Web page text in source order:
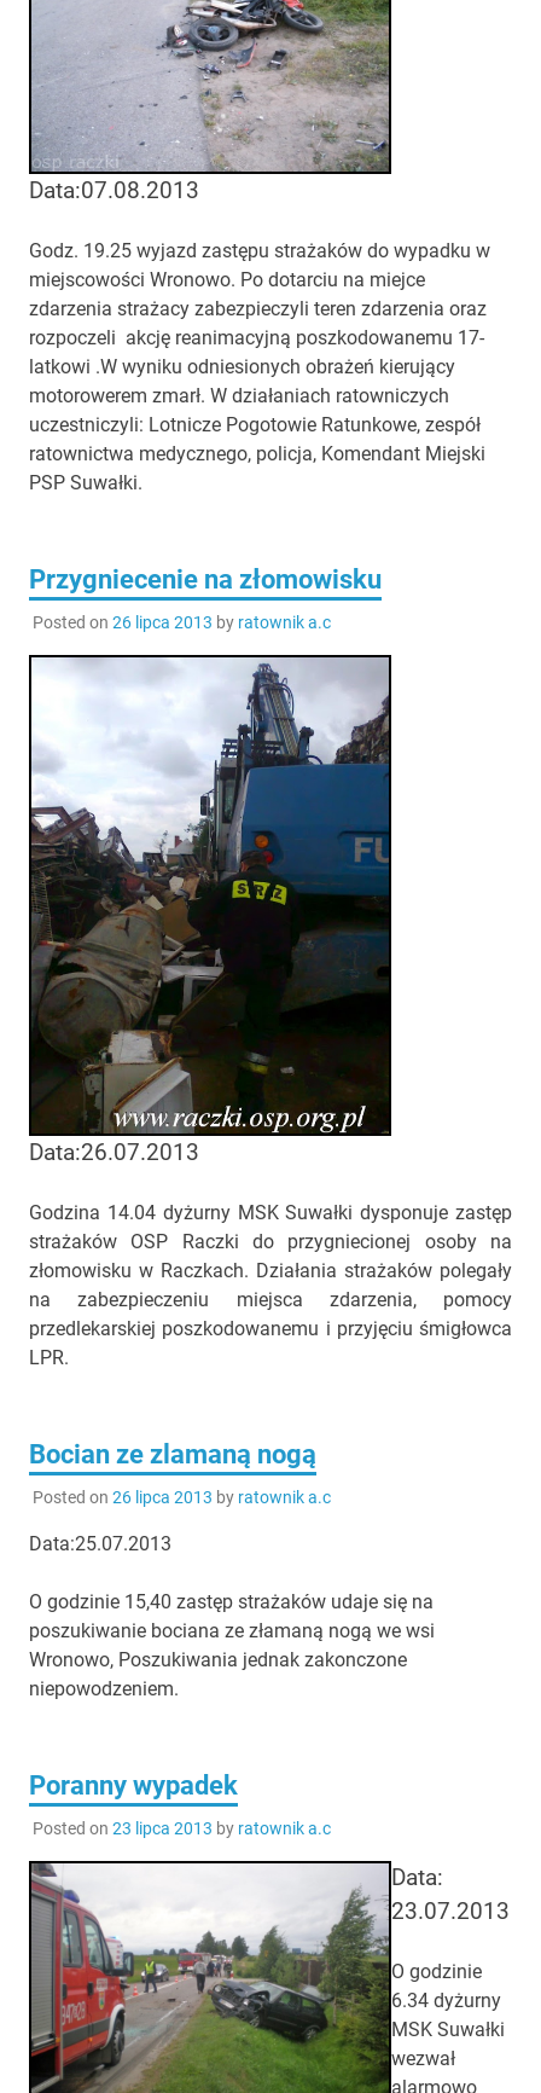
Data:07.08.2013
Godz. 19.25 wyjazd zastępu strażaków do wypadku w
miejscowości Wronowo. Po dotarciu na miejce
zdarzenia strażacy zabezpieczyli teren zdarzenia oraz
rozpoczeli akcję reanimacyjną poszkodowanemu 17-
latkowi .W wyniku odniesionych obrażeń kierujący
motorowerem zmarł. W działaniach ratowniczych
uczestniczyli: Lotnicze Pogotowie Ratunkowe, zespół
ratownictwa medycznego, policja, Komendant Miejski
PSP Suwałki.
Przygniecenie na złomowisku
Posted on 26 lipca 2013 by ratownik a.c
Data:26.07.2013
Godzina 14.04 dyżurny MSK Suwałki dysponuje zastęp
strażaków OSP Raczki do przygniecionej osoby na
złomowisku w Raczkach. Działania strażaków polegały
na zabezpieczeniu miejsca zdarzenia, pomocy
przedlekarskiej poszkodowanemu i przyjęciu śmigłowca
LPR.
Bocian ze zlamaną nogą
Posted on 26 lipca 2013 by ratownik a.c
Data:25.07.2013
O godzinie 15,40 zastęp strażaków udaje się na
poszukiwanie bociana ze złamaną nogą we wsi
Wronowo, Poszukiwania jednak zakonczone
niepowodzeniem.
Poranny wypadek
Posted on 23 lipca 2013 by ratownik a.c
Data:
23.07.2013
O godzinie
6.34 dyżurny
MSK Suwałki
wezwał
alarmowo